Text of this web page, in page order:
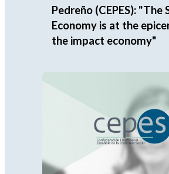
Pedreño (CEPES): "The
Economy is at the
the impact economy"